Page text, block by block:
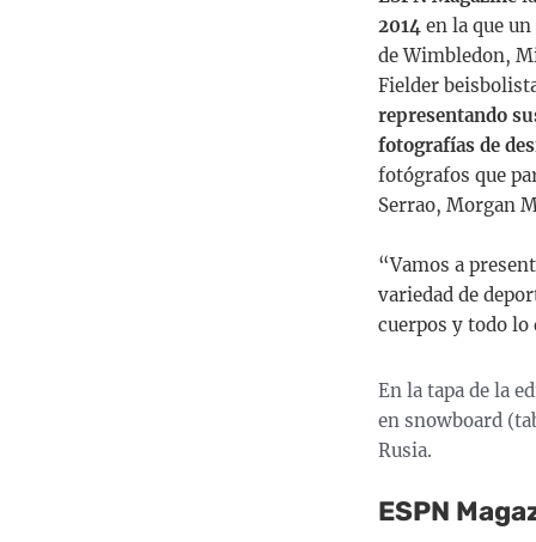
2014 en la que
de Wimbledon,
Fielder
representando
fotografías de
fotógrafos que
Serrao, Morgan
“Vamos a
variedad de
cuerpos y todo lo
En la tapa de la
en snowboard
Rusia.
ESPN